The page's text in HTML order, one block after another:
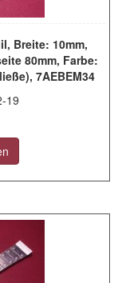
Breite: 10mm,
80mm, Farbe:
7AEBEM34
19